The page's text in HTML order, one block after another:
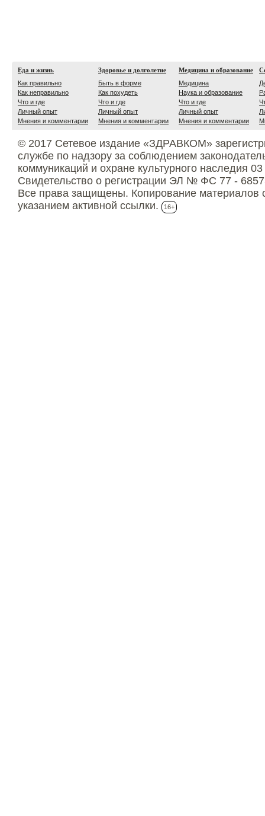
Еда и жизнь
Как правильно
Как неправильно
Что и где
Личный опыт
Мнения и комментарии
Здоровье и долголетие
Быть в форме
Как похудеть
Что и где
Личный опыт
Мнения и комментарии
Медицина и образование
Медицина
Наука и образование
Что и где
Личный опыт
Мнения и комментарии
© 2017 Сетевое издание «ЗДРАВКОМ»
службе по надзору за соблюдением
коммуникаций и охране культурного наследия
Свидетельство о регистрации ЭЛ № ФС 77 -
Все права защищены. Копирование материалов
указанием активной ссылки.
16+